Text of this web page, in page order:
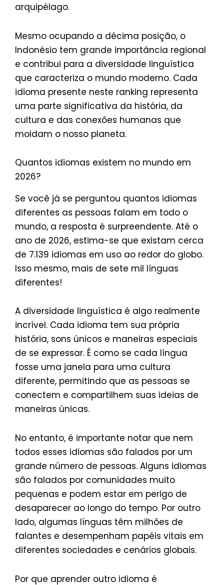
arquipélago.
Mesmo ocupando a décima posição, o
Indonésio tem grande importância regional
e contribui para a diversidade linguística
que caracteriza o mundo moderno. Cada
idioma presente neste ranking representa
uma parte significativa da história, da
cultura e das conexões humanas que
moldam o nosso planeta.
Quantos idiomas existem no mundo em
2026?
Se você já se perguntou quantos idiomas
diferentes as pessoas falam em todo o
mundo, a resposta é surpreendente. Até o
ano de 2026, estima-se que existam cerca
de 7.139 idiomas em uso ao redor do globo.
Isso mesmo, mais de sete mil línguas
diferentes!
A diversidade linguística é algo realmente
incrível. Cada idioma tem sua própria
história, sons únicos e maneiras especiais
de se expressar. É como se cada língua
fosse uma janela para uma cultura
diferente, permitindo que as pessoas se
conectem e compartilhem suas ideias de
maneiras únicas.
No entanto, é importante notar que nem
todos esses idiomas são falados por um
grande número de pessoas. Alguns idiomas
são falados por comunidades muito
pequenas e podem estar em perigo de
desaparecer ao longo do tempo. Por outro
lado, algumas línguas têm milhões de
falantes e desempenham papéis vitais em
diferentes sociedades e cenários globais.
Por que aprender outro idioma é